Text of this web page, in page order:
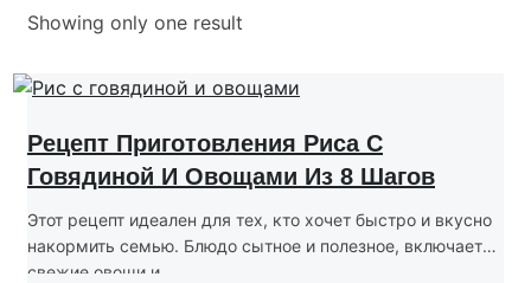
Showing only one result
Рецепт Приготовления Риса С
Говядиной И Овощами Из 8 Шагов
Этот рецепт идеален для тех, кто хочет быстро и вкусно
накормить семью. Блюдо сытное и полезное, включает
свежие овощи и...